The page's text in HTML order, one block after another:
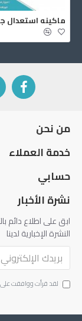
من نحن
خدمة العملاء
حسابي
نشرة الأخبار
ابق على اطلاع دائم
النشرة الإخبارية لدينا
لقد قرأت ووافقت على